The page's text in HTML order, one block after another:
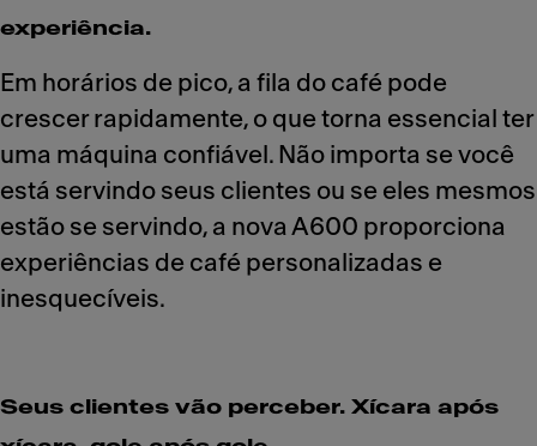
experiência.
Em horários de pico, a fila do café pode
crescer rapidamente, o que torna essencial ter
uma máquina confiável. Não importa se você
está servindo seus clientes ou se eles mesmos
estão se servindo, a nova A600 proporciona
experiências de café personalizadas e
inesquecíveis.
Seus clientes vão perceber. Xícara após